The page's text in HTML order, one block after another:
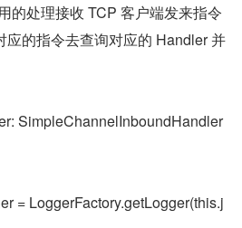
的处理接收 TCP 客户端发来指令
应的指令去查询对应的 Handler 并
SimpleChannelInboundHandler
= LoggerFactory.getLogger(this.j